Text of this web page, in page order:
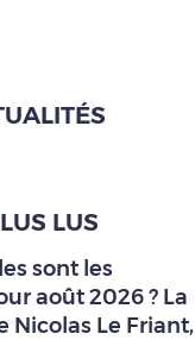
LUS
sont les
août 2026 ? La
Nicolas Le Friant,